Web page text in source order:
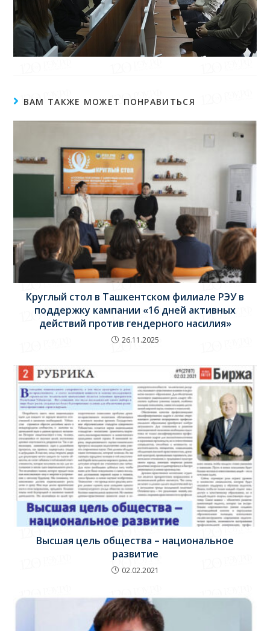
ВАМ ТАКЖЕ МОЖЕТ ПОНРАВИТЬСЯ
Круглый стол в Ташкентском филиале РЭУ в
поддержку кампании «16 дней активных
действий против гендерного насилия»
26.11.2025
Высшая цель общества – национальное
развитие
02.02.2021